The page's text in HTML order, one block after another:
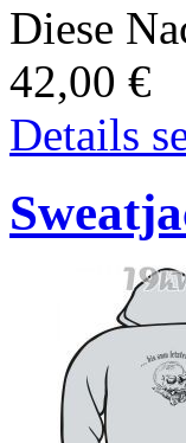
Diese
42,00 €
Details